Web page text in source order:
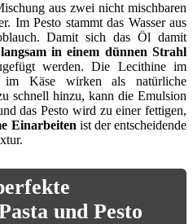
aus zwei nicht mischbaren
Im Pesto stammt das Wasser aus
Damit sich das Öl damit
in einem dünnen Strahl
werden. Die Lecithine im
Käse wirken als natürliche
schnell hinzu, kann die Emulsion
das Pesto wird zu einer fettigen,
Einarbeiten ist der entscheidende
und Pesto